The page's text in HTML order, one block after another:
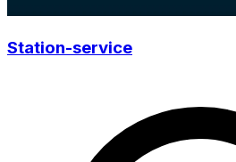
Station-service